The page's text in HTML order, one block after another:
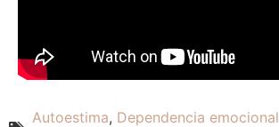
Autoestima, Dependencia emocional